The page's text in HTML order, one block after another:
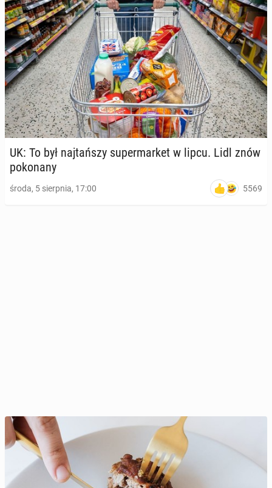
UK: To był naj­tań­szy su­per­mar­ket w lipcu. Lidl znów
po­ko­na­ny
środa, 5 sierpnia, 17:00 5569